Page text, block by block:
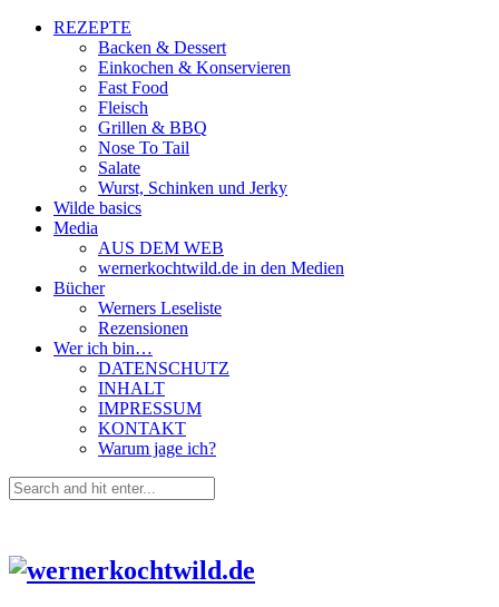
REZEPTE
Backen & Dessert
Einkochen & Konservieren
Fast Food
Fleisch
Grillen & BBQ
Nose To Tail
Salate
Wurst, Schinken und Jerky
Wilde basics
Media
AUS DEM WEB
wernerkochtwild.de in den Medien
Bücher
Werners Leseliste
Rezensionen
Wer ich bin…
DATENSCHUTZ
INHALT
IMPRESSUM
KONTAKT
Warum jage ich?